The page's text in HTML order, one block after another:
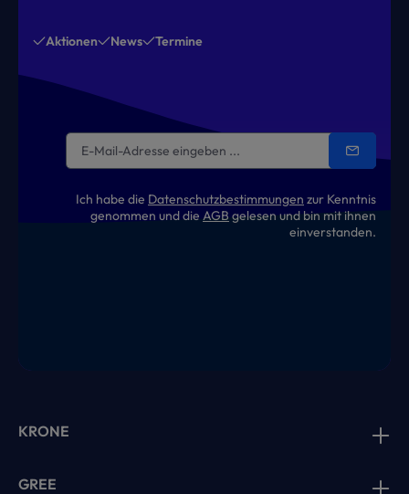
Aktionen News Termine
Ich habe die Datenschutzbestimmungen zur Kenntnis
genommen und die AGB gelesen und bin mit ihnen
einverstanden.
KRONE
GREE